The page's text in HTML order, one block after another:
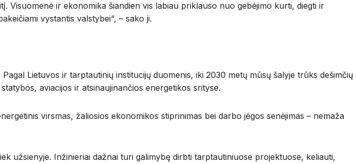
Visuomenė ir ekonomika šiandien vis labiau priklauso nuo gebėjimo kurti, diegti ir
vystantis valstybei“, – sako ji.
Lietuvos ir tarptautinių institucijų duomenis, iki 2030 metų mūsų šalyje trūks dešimčių
aviacijos ir atsinaujinančios energetikos srityse.
virsmas, žaliosios ekonomikos stiprinimas bei darbo jėgos senėjimas – nemaža
užsienyje. Inžinieriai dažnai turi galimybę dirbti tarptautiniuose projektuose, keliauti,